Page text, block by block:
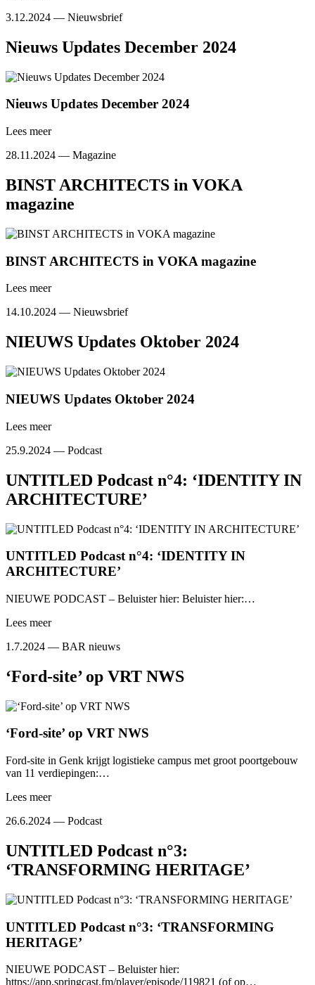
3.12.2024 — Nieuwsbrief
Nieuws Updates December 2024
Nieuws Updates December 2024
Lees meer
28.11.2024 — Magazine
BINST ARCHITECTS in VOKA
magazine
BINST ARCHITECTS in VOKA magazine
Lees meer
14.10.2024 — Nieuwsbrief
NIEUWS Updates Oktober 2024
NIEUWS Updates Oktober 2024
Lees meer
25.9.2024 — Podcast
UNTITLED Podcast n°4: ‘IDENTITY IN
ARCHITECTURE’
UNTITLED Podcast n°4: ‘IDENTITY IN
ARCHITECTURE’
NIEUWE PODCAST – Beluister hier: Beluister hier:…
Lees meer
1.7.2024 — BAR nieuws
‘Ford-site’ op VRT NWS
‘Ford-site’ op VRT NWS
Ford-site in Genk krijgt logistieke campus met groot poortgebouw
van 11 verdiepingen:…
Lees meer
26.6.2024 — Podcast
UNTITLED Podcast n°3:
‘TRANSFORMING HERITAGE’
UNTITLED Podcast n°3: ‘TRANSFORMING
HERITAGE’
NIEUWE PODCAST – Beluister hier:
https://app.springcast.fm/player/episode/119821 (of op…